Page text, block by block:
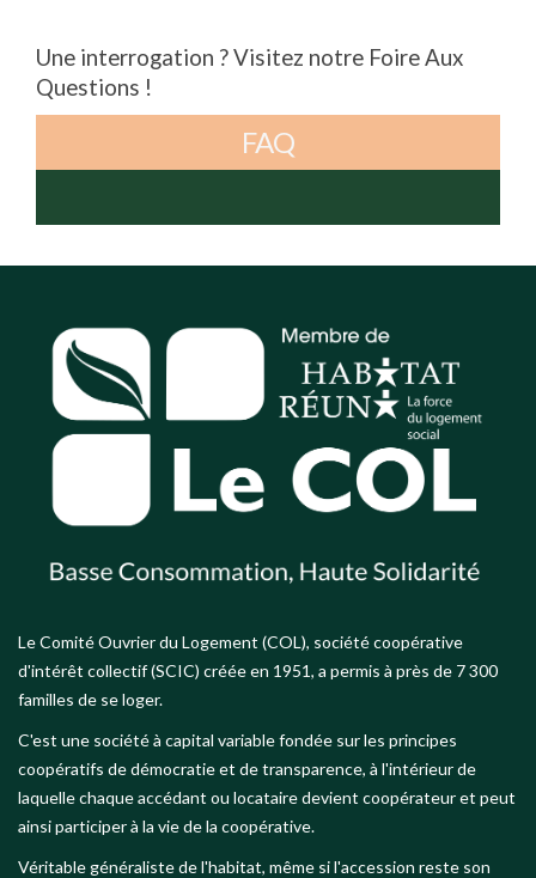
Une interrogation ? Visitez notre Foire Aux
Questions !
FAQ
Le Comité Ouvrier du Logement (COL), société coopérative
d'intérêt collectif (SCIC) créée en 1951, a permis à près de 7 300
familles de se loger.
C'est une société à capital variable fondée sur les principes
coopératifs de démocratie et de transparence, à l'intérieur de
laquelle chaque accédant ou locataire devient coopérateur et peut
ainsi participer à la vie de la coopérative.
Véritable généraliste de l'habitat, même si l'accession reste son